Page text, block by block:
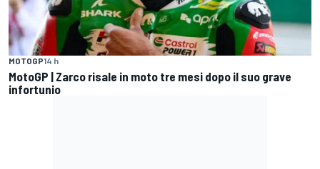
MOTOGP14 h
MotoGP | Zarco risale in moto tre mesi dopo il suo grave
infortunio